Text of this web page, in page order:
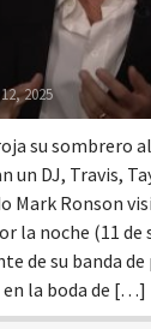
2025
su sombrero
un DJ, Travis,
Mark Ronson
la noche (11
de su banda
la boda de […]